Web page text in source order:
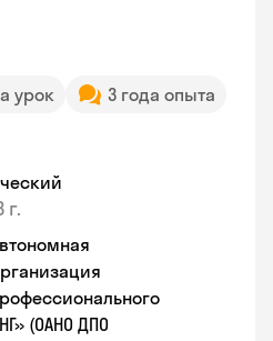
урок
3 года опыта
г.
(ОАНО ДПО